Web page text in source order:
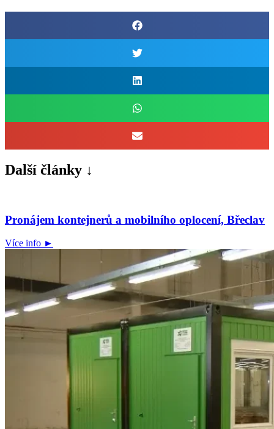
Další články ↓
Pronájem kontejnerů a mobilního oplocení, Břeclav
Více info ►